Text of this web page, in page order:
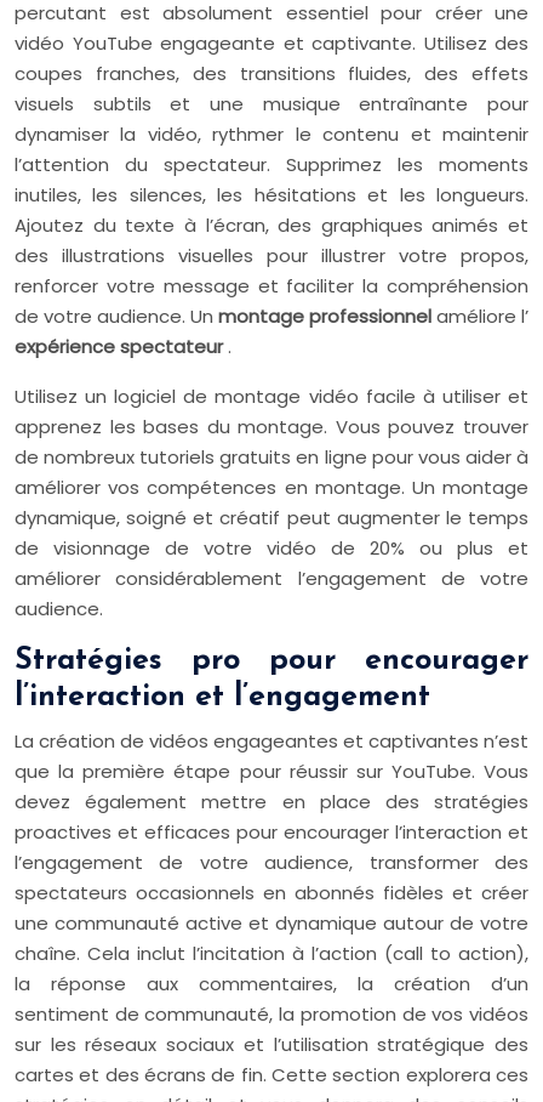
percutant est absolument essentiel pour créer une
vidéo YouTube engageante et captivante. Utilisez des
coupes franches, des transitions fluides, des effets
visuels subtils et une musique entraînante pour
dynamiser la vidéo, rythmer le contenu et maintenir
l’attention du spectateur. Supprimez les moments
inutiles, les silences, les hésitations et les longueurs.
Ajoutez du texte à l’écran, des graphiques animés et
des illustrations visuelles pour illustrer votre propos,
renforcer votre message et faciliter la compréhension
de votre audience. Un montage professionnelaméliore l’
expérience spectateur.
Utilisez un logiciel de montage vidéo facile à utiliser et
apprenez les bases du montage. Vous pouvez trouver
de nombreux tutoriels gratuits en ligne pour vous aider à
améliorer vos compétences en montage. Un montage
dynamique, soigné et créatif peut augmenter le temps
de visionnage de votre vidéo de 20% ou plus et
améliorer considérablement l’engagement de votre
audience.
Stratégies pro pour encourager
l’interaction et l’engagement
La création de vidéos engageantes et captivantes n’est
que la première étape pour réussir sur YouTube. Vous
devez également mettre en place des stratégies
proactives et efficaces pour encourager l’interaction et
l’engagement de votre audience, transformer des
spectateurs occasionnels en abonnés fidèles et créer
une communauté active et dynamique autour de votre
chaîne. Cela inclut l’incitation à l’action (call to action),
la réponse aux commentaires, la création d’un
sentiment de communauté, la promotion de vos vidéos
sur les réseaux sociaux et l’utilisation stratégique des
cartes et des écrans de fin. Cette section explorera ces